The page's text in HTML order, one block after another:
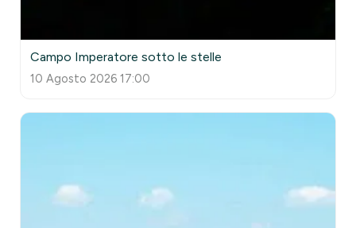
Campo Imperatore sotto le stelle
10 Agosto 2026 17:00